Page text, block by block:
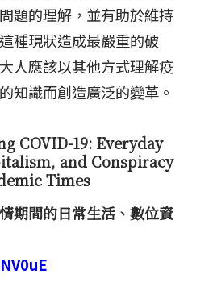
題的理解，並有助於維持
種現狀造成最嚴重的破
人應該以其他方式理解疫
知識而創造廣泛的變革。
COVID-19: Everyday
and Conspiracy
Times
期間的日常生活、數位資